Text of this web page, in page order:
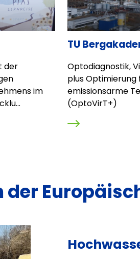
der
im
TU
Optodiagnostik,
plus Optimierung
emissionsarme
(OptoVirT+)